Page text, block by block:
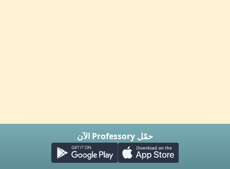
حمّل Professory الآن